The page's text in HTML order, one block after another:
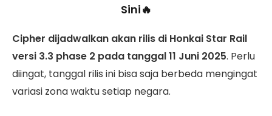
Sini🔥
Cipher dijadwalkan akan rilis di Honkai Star Rail
versi 3.3 phase 2 pada tanggal 11 Juni 2025. Perlu
diingat, tanggal rilis ini bisa saja berbeda mengingat
variasi zona waktu setiap negara.